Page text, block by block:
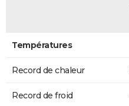
Températures
Record de chaleur
Record de froid